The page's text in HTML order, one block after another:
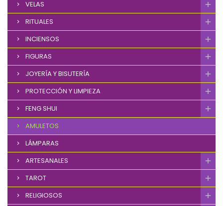
VELAS
RITUALES
INCIENSOS
FIGURAS
JOYERÍA Y BISUTERÍA
PROTECCIÓN Y LIMPIEZA
FENG SHUI
AMULETOS
LÁMPARAS
ARTESANALES
TAROT
RELIGIOSOS